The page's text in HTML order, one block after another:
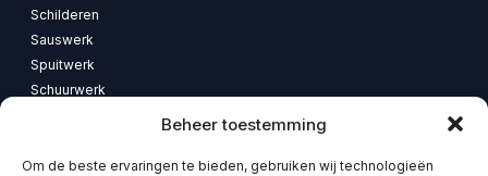
Beheer toestemming
Om de beste ervaringen te bieden, gebruiken wij technologieën
Schilderen
Sauswerk
Spuitwerk
Schuurwerk